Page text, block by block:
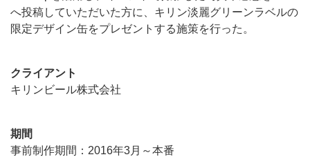
へ投稿していただいた方に、キリン淡麗グリーンラベルの
限定デザイン缶をプレゼントする施策を行った。
クライアント
キリンビール株式会社
期間
事前制作期間：2016年3月～本番